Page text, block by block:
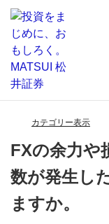
カテゴリー表示
FXの余力や
数が発生し
ますか。